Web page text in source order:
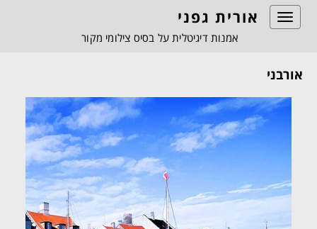
Toggle
navigation
אורית גפני
אמנות דיגיטלית על בסיס צילומי מקור
אורבני